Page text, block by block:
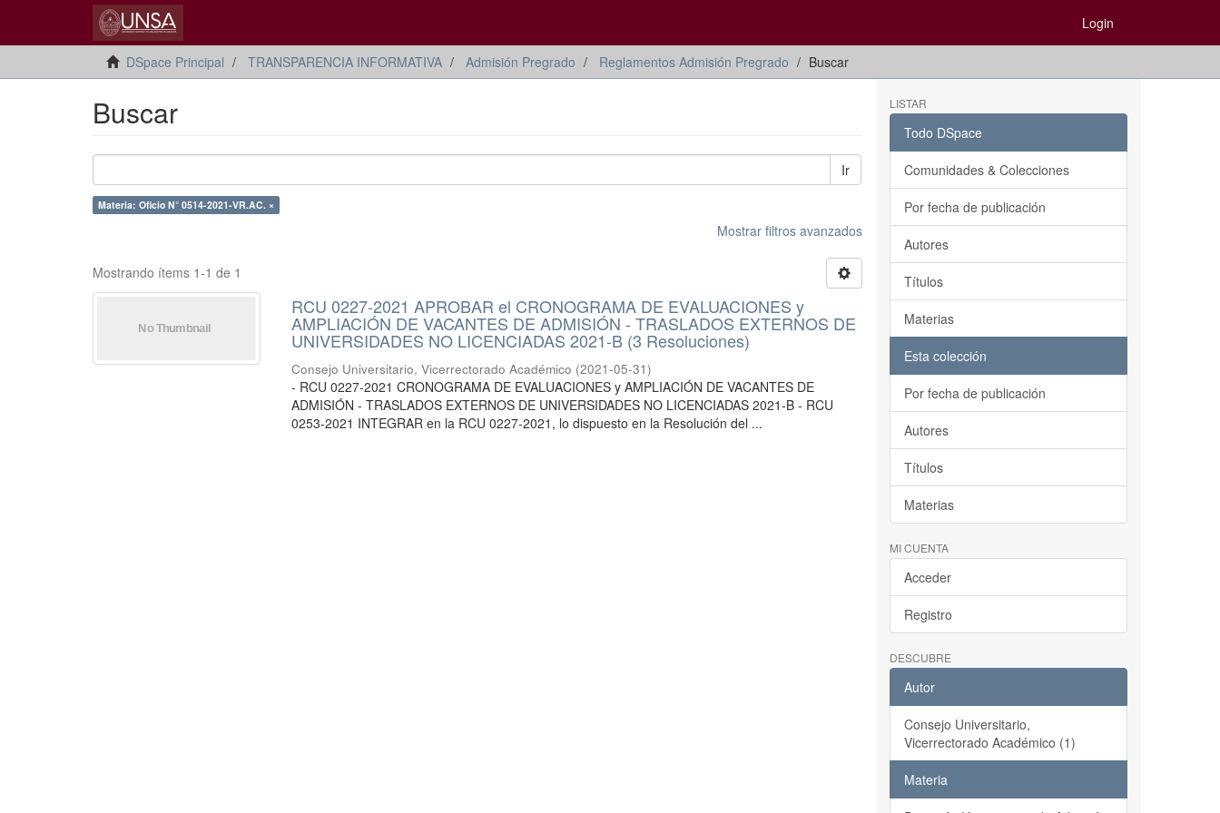
Login
DSpace Principal TRANSPARENCIA INFORMATIVA Admisión Pregrado Reglamentos Admisión Pregrado Buscar
Buscar
Ir
Materia: Oficio N° 0514-2021-VR.AC. ×
Mostrar filtros avanzados
Mostrando ítems 1-1 de 1
RCU 0227-2021 APROBAR el CRONOGRAMA DE EVALUACIONES y
AMPLIACIÓN DE VACANTES DE ADMISIÓN - TRASLADOS EXTERNOS DE
UNIVERSIDADES NO LICENCIADAS 2021-B (3 Resoluciones)
Consejo Universitario, Vicerrectorado Académico (2021-05-31)
- RCU 0227-2021 CRONOGRAMA DE EVALUACIONES y AMPLIACIÓN DE VACANTES DE
ADMISIÓN - TRASLADOS EXTERNOS DE UNIVERSIDADES NO LICENCIADAS 2021-B - RCU
0253-2021 INTEGRAR en la RCU 0227-2021, lo dispuesto en la Resolución del ...
LISTAR
Todo DSpace
Comunidades & Colecciones
Por fecha de publicación
Autores
Títulos
Materias
Esta colección
Por fecha de publicación
Autores
Títulos
Materias
MI CUENTA
Acceder
Registro
DESCUBRE
Autor
Consejo Universitario,
Vicerrectorado Académico (1)
Materia